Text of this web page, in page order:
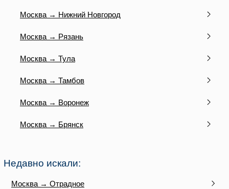
Москва → Нижний Новгород
Москва → Рязань
Москва → Тула
Москва → Тамбов
Москва → Воронеж
Москва → Брянск
Недавно искали:
Москва → Отрадное